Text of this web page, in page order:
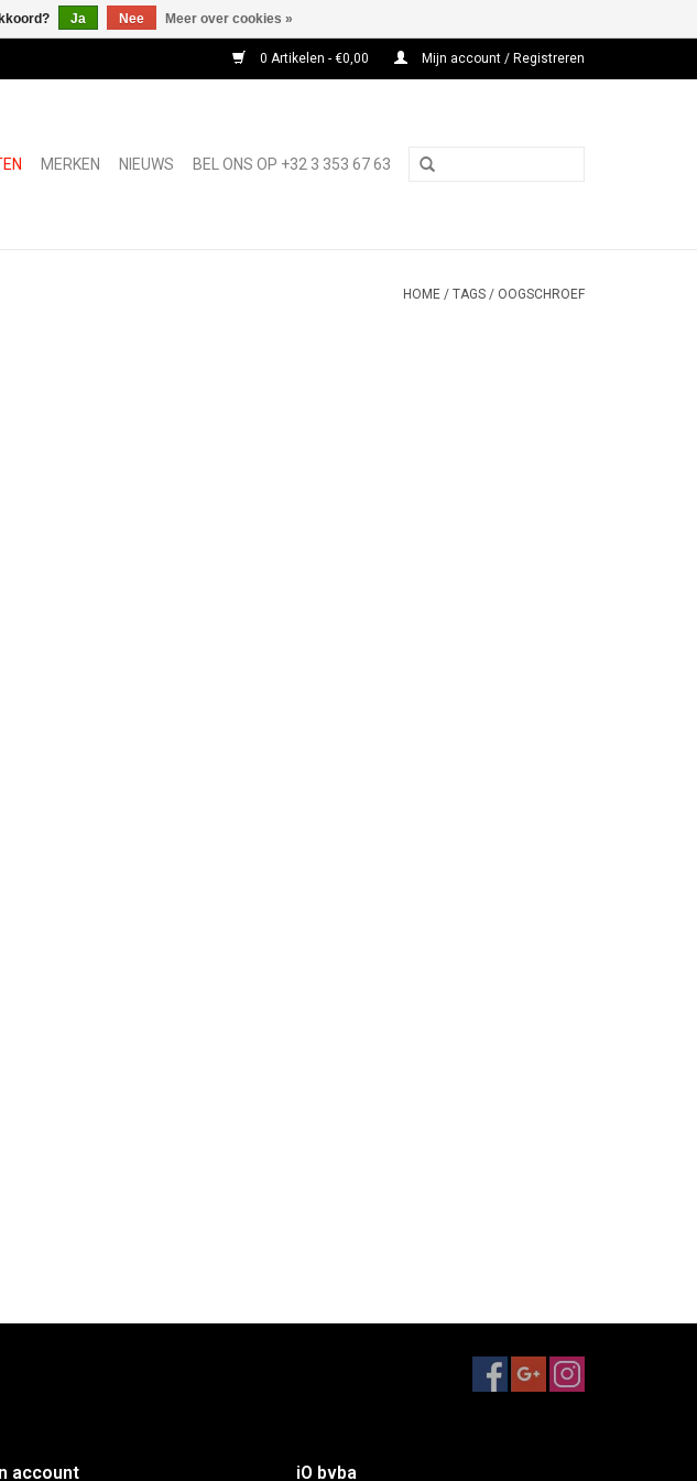
0 Artikelen - €0,00 Mijn account / Registreren
MERKEN NIEUWS BEL ONS OP +32 3 353 67 63
HOME / TAGS / OOGSCHROEF
account iO bvba
Ja Nee Meer over cookies »